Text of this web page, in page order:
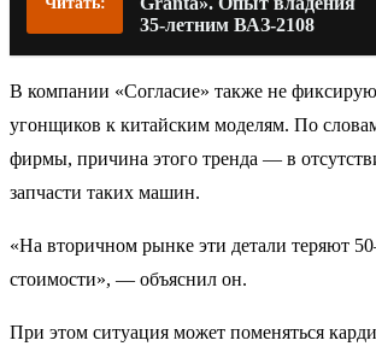
35-летним ВАЗ-2108
В компании «Согласие» также не
угонщиков к китайским моделям. По
фирмы, причина этого тренда — в
запчасти таких машин.
«На вторичном рынке эти детали теряют
стоимости», — объяснил он.
При этом ситуация может поменяться